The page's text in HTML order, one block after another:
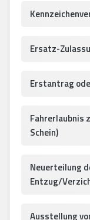
Ersatz-
Erstantrag
Fahrerlaubnis
Schein)
Neuerteilung
Entzug/
Ausstellung